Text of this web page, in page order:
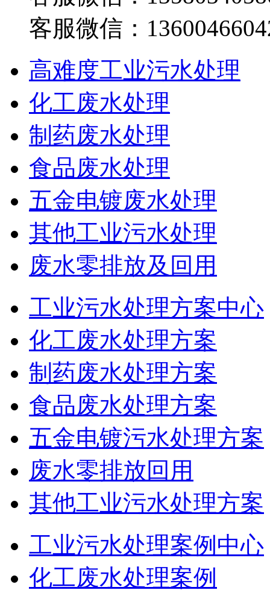
客服微信：
高难度工业污水处理
化工废水处理
制药废水处理
食品废水处理
五金电镀废水处理
其他工业污水处理
废水零排放及回用
工业污水处理方案中心
化工废水处理方案
制药废水处理方案
食品废水处理方案
五金电镀污水处理方案
废水零排放回用
其他工业污水处理方案
工业污水处理案例中心
化工废水处理案例